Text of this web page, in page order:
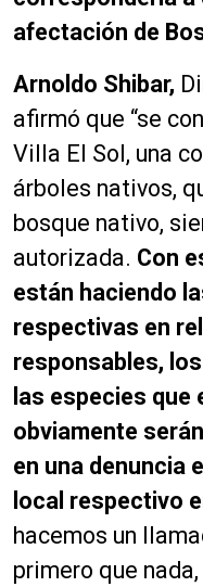
afectación de
Arnoldo Shibar,
afirmó que “se
Villa El Sol, una
árboles nativos,
bosque nativo,
autorizada. Con
están haciendo
respectivas en
responsables,
las especies
obviamente
en una denuncia
local respectivo
hacemos un
primero que